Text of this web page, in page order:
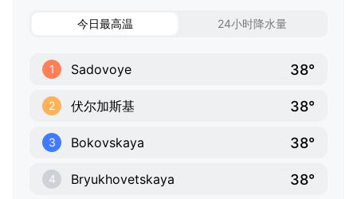
今日最高温 24小时降水量
1 Sadovoye 38°
2 伏尔加斯基 38°
3 Bokovskaya 38°
4 Bryukhovetskaya 38°